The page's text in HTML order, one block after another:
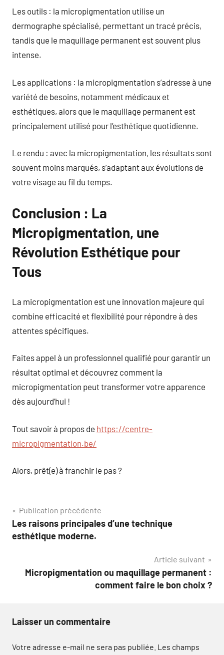
Les outils : la micropigmentation utilise un
dermographe spécialisé, permettant un tracé précis,
tandis que le maquillage permanent est souvent plus
intense.
Les applications : la micropigmentation s’adresse à une
variété de besoins, notamment médicaux et
esthétiques, alors que le maquillage permanent est
principalement utilisé pour l’esthétique quotidienne.
Le rendu : avec la micropigmentation, les résultats sont
souvent moins marqués, s’adaptant aux évolutions de
votre visage au fil du temps.
Conclusion : La
Micropigmentation, une
Révolution Esthétique pour
Tous
La micropigmentation est une innovation majeure qui
combine efficacité et flexibilité pour répondre à des
attentes spécifiques.
Faites appel à un professionnel qualifié pour garantir un
résultat optimal et découvrez comment la
micropigmentation peut transformer votre apparence
dès aujourd’hui !
Tout savoir à propos de https://centre-
micropigmentation.be/
Alors, prêt(e) à franchir le pas ?
Navigation
de
Publication précédente
Les raisons principales d’une technique
esthétique moderne.
Article suivant
Micropigmentation ou maquillage permanent :
comment faire le bon choix ?
Laisser un commentaire
Votre adresse e-mail ne sera pas publiée. Les champs